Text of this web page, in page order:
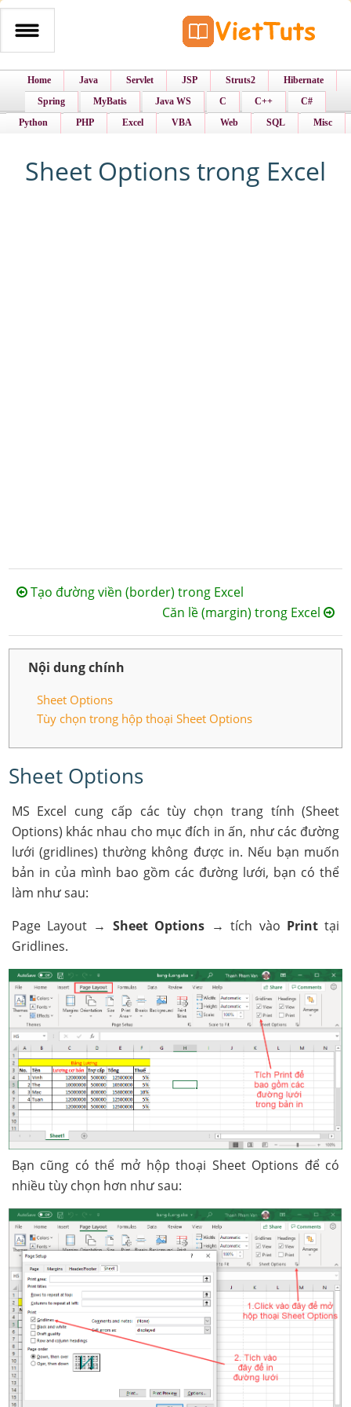
Home Java Servlet JSP Struts2
Hibernate
Spring
MyBatis Java WS C C++
C#
Python
PHP Excel VBA Web SQL Misc
Sheet Options trong Excel
Tạo đường viền (border) trong Excel
Căn lề (margin) trong Excel
Nội dung chính
Sheet Options
Tùy chọn trong hộp thoại Sheet Options
Sheet Options
MS Excel cung cấp các tùy chọn trang tính (Sheet
Options) khác nhau cho mục đích in ấn, như các đường
lưới (gridlines) thường không được in. Nếu bạn muốn
bản in của mình bao gồm các đường lưới, bạn có thể
làm như sau:
Page Layout → Sheet Options → tích vào Printtại
Gridlines.
Bạn cũng có thể mở hộp thoại Sheet Options để có
nhiều tùy chọn hơn như sau: